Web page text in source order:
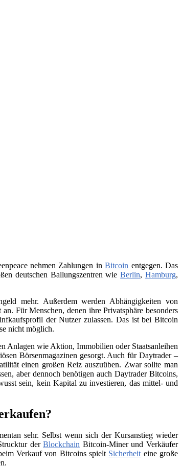
nehmen Zahlungen inBitcoin entgegen. Das
deutschen Ballungszentren wieBerlin,Hamburg,
mehr. Außerdem werden Abhängigkeiten von
Für Menschen, denen ihre Privatsphäre besonders
der Nutzer zulassen. Das ist bei Bitcoin
nicht möglich.
Anlagen wie Aktion, Immobilien oder Staatsanleihen
Börsenmagazinen gesorgt. Auch für Daytrader –
einen großen Reiz auszuüben. Zwar sollte man
aber dennoch benötigen auch Daytrader Bitcoins,
sein, kein Kapital zu investieren, das mittel- und
sehr. Selbst wenn sich der Kursanstieg wieder
derBlockchain Bitcoin-Miner und Verkäufer
Verkauf von Bitcoins spielt Sicherheiteine große